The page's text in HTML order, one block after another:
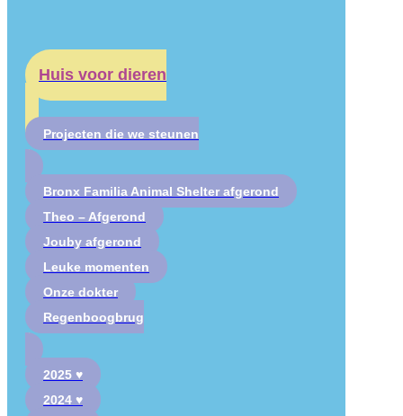
Huis voor dieren
Projecten die we steunen
Bronx Familia Animal Shelter afgerond
Theo – Afgerond
Jouby afgerond
Leuke momenten
Onze dokter
Regenboogbrug
2025 ♥
2024 ♥